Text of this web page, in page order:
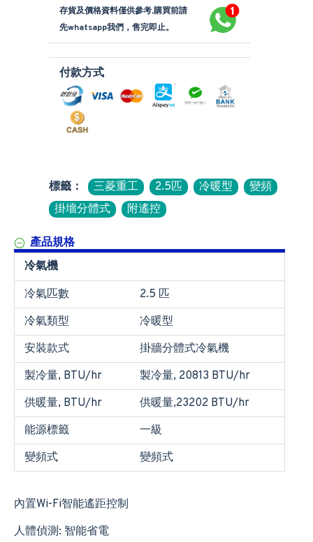
存貨及價格資料僅供參考,購買前請
先whatsapp我們，售完即止。
付款方式
標籤： 三菱重工 2.5匹 冷暖型
變頻
掛墻分體式
附遙控
產品規格
冷氣機
冷氣匹數
2.5 匹
冷氣類型
冷暖型
安裝款式
掛牆分體式冷氣機
製冷量, BTU/hr
製冷量, 20813 BTU/hr
供暖量, BTU/hr
供暖量,23202 BTU/hr
能源標籤
一級
變頻式
變頻式
內置Wi-Fi智能遙距控制
人體偵測: 智能省電